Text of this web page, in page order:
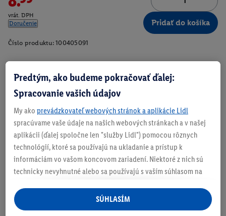
vrát. DPH
Doručenie
Pridať do košíka
Číslo produktu: 100405091
Zistite svoju veľkosť
O produkte
S push-up efektom sedacej časti pre atraktívnu siluetu
Vďaka vláknu LYCRA® BEAUTY sa optimálne
prispôsobia každému pohybu
Predtým, ako budeme pokračovať ďalej:
Spracovanie vašich údajov
My ako prevádzkovateľ webových stránok a aplikácie Lidl
spracúvame vaše údaje na našich webových stránkach a v našej
aplikácii (ďalej spoločne len "služby Lidl") pomocou rôznych
technológií, ktoré sa používajú na ukladanie a prístup k
informáciám vo vašom koncovom zariadení. Niektoré z nich sú
technicky nevyhnutné alebo sa používajú s vaším súhlasom na
personalizovanú reklamu v rámci služieb Lidl aj mimo nich. Ak
ste účastníkom programu Lidl Plus, na tieto účely sa spracúvajú
SÚHLASÍM